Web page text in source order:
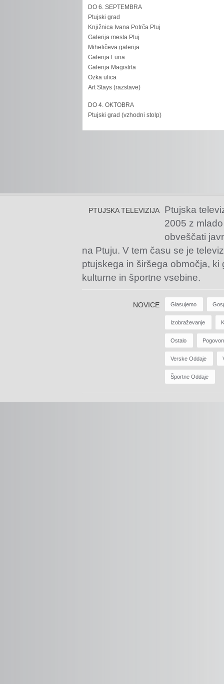
DO 6. SEPTEMBRA
Ptujski grad
Knjižnica Ivana Potrča Ptuj
Galerija mesta Ptuj
Miheličeva galerija
Galerija Luna
Galerija Magistrta
Ozka ulica
Art Stays (razstave)
DO 4. OKTOBRA
Ptujski grad (vzhodni stolp)
PTUJSKA TELEVIZIJA
Ptujska
2005 z
obveščati
na Ptuju. V tem času se je
ptujskega in širšega območja,
kulturne in športne vsebine.
NOVICE Glasujemo
Izobraževanje
Ostalo
Verske Oddaje
Športne Oddaje